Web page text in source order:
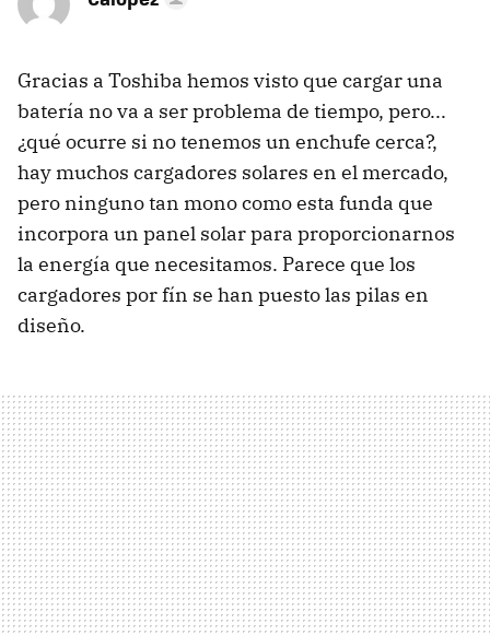
Gracias a Toshiba hemos visto que cargar una
batería no va a ser problema de tiempo, pero...
¿qué ocurre si no tenemos un enchufe cerca?,
hay muchos cargadores solares en el mercado,
pero ninguno tan mono como esta funda que
incorpora un panel solar para proporcionarnos
la energía que necesitamos. Parece que los
cargadores por fín se han puesto las pilas en
diseño.